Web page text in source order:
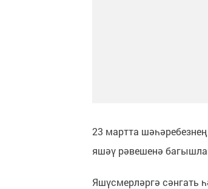
23 мартта
яшәү рәвешенә
Яшүсмерләргә сәнгать